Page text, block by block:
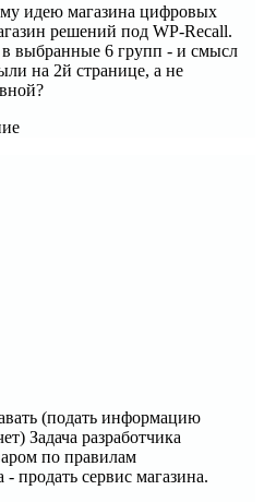
идею магазина цифровых
решений под WP-Recall.
выбранные 6 групп - и смысл
на 2й странице, а не
(подать информацию
Задача разработчика
по правилам
- продать сервис магазина.